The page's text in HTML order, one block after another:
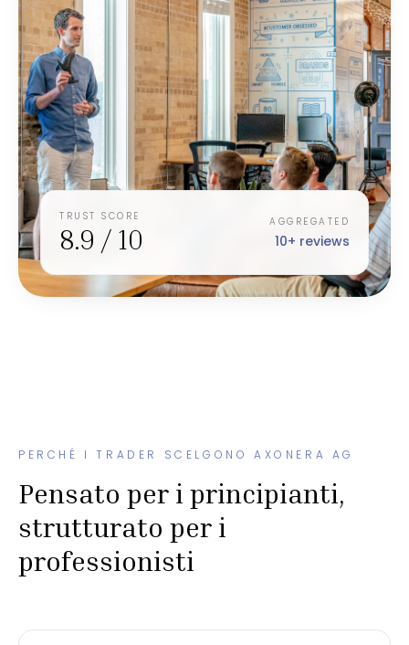
TRUST SCORE
8.9 / 10
AGGREGATED
10+ reviews
PERCHÉ I TRADER SCELGONO AXONERA AG
Pensato per i principianti,
strutturato per i
professionisti